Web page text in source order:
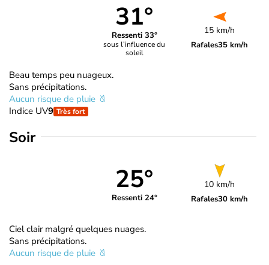
31°
Ressenti 33°
sous l’influence du
soleil
15 km/h
Rafales35 km/h
Beau temps peu nuageux.
Sans précipitations.
Aucun risque de pluie
Indice UV9 Très fort
Soir
25°
Ressenti 24°
10 km/h
Rafales30 km/h
Ciel clair malgré quelques nuages.
Sans précipitations.
Aucun risque de pluie